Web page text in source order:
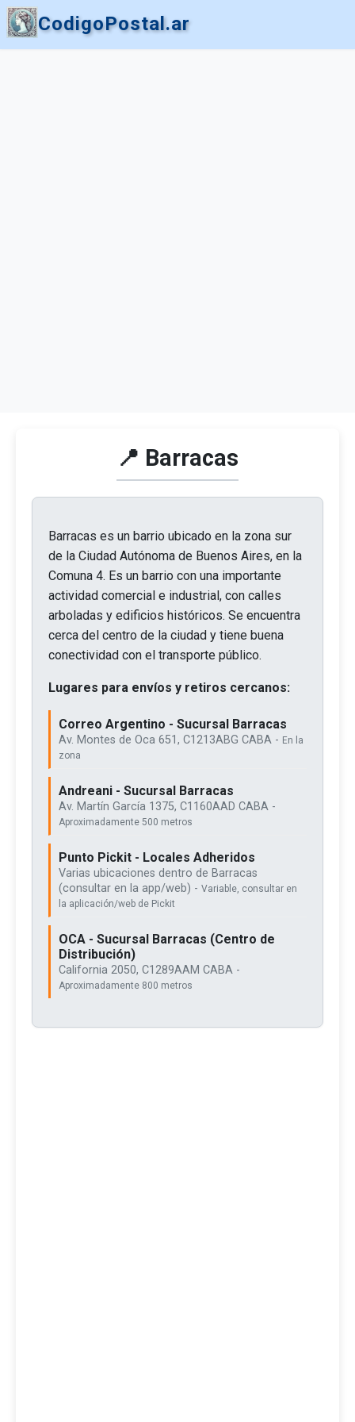
CodigoPostal.ar
📍 Barracas
Barracas es un barrio ubicado en la zona sur
de la Ciudad Autónoma de Buenos Aires, en la
Comuna 4. Es un barrio con una importante
actividad comercial e industrial, con calles
arboladas y edificios históricos. Se encuentra
cerca del centro de la ciudad y tiene buena
conectividad con el transporte público.
Lugares para envíos y retiros cercanos:
Correo Argentino - Sucursal Barracas
Av. Montes de Oca 651, C1213ABG CABA - En la
zona
Andreani - Sucursal Barracas
Av. Martín García 1375, C1160AAD CABA -
Aproximadamente 500 metros
Punto Pickit - Locales Adheridos
Varias ubicaciones dentro de Barracas
(consultar en la app/web) - Variable, consultar en
la aplicación/web de Pickit
OCA - Sucursal Barracas (Centro de
Distribución)
California 2050, C1289AAM CABA -
Aproximadamente 800 metros